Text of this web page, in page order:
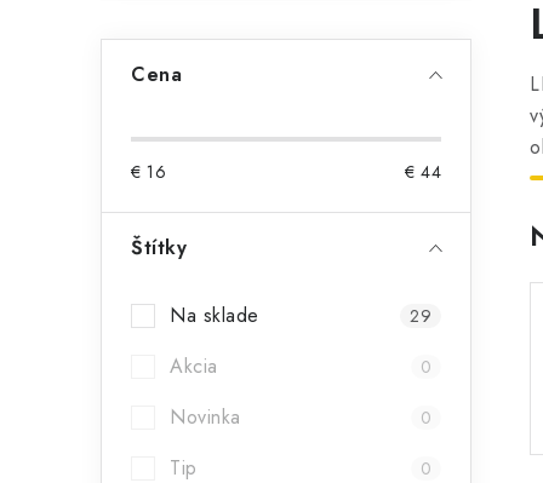
B
ý
Cena
€ 16 € 44
Štítky
Na sklade 29
Akcia 0
Novinka 0
Tip 0